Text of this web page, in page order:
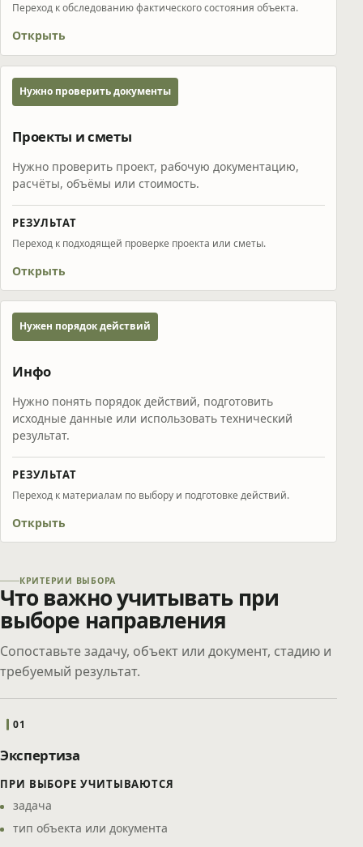
Переход к обследованию фактического состояния объекта.
Открыть
Нужно проверить документы
Проекты и сметы
Нужно проверить проект, рабочую документацию,
расчёты, объёмы или стоимость.
РЕЗУЛЬТАТ
Переход к подходящей проверке проекта или сметы.
Открыть
Нужен порядок действий
Инфо
Нужно понять порядок действий, подготовить
исходные данные или использовать технический
результат.
РЕЗУЛЬТАТ
Переход к материалам по выбору и подготовке действий.
Открыть
КРИТЕРИИ ВЫБОРА
Что важно учитывать при
выборе направления
Сопоставьте задачу, объект или документ, стадию и
требуемый результат.
01
Экспертиза
ПРИ ВЫБОРЕ УЧИТЫВАЮТСЯ
задача
тип объекта или документа